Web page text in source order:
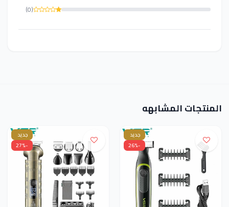
(0)
المنتجات المشابهه
جديد
-26%
جديد
-27%